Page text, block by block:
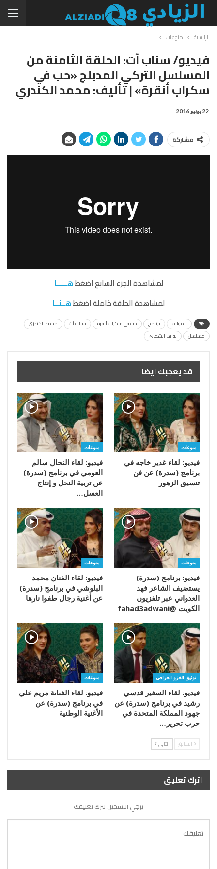
الرئيسية منوعات
فيديو/ سناب آت: الحلقة الثامنة من
المسلسل التركي المدبلج «حب في
سكراب أنقرة» | تأليف: محمد الكندري
22 يونيو 2016
مشاركة
لمشاهدة الجزء السابع اضغطهــنــا
لمشاهدة الحلقة كاملة اضغطهــنــا
المؤلف برنامج حب في سكراب أنقرة سناب آت
محمد الكندري
مسلسل
نواف الشمري
قد يعجبك ايضا
منوعات
فيديو: لقاء غدير خاجه في
برنامج (سدرة) عن فن
تنسيق الزهور
منوعات
فيديو: لقاء النحال سالم
العومي في برنامج (سدرة)
عن تربية النحل و إنتاج
العسل…
منوعات
فيديو: برنامج (سدرة)
يستضيف الشاعر فهد
العدواني عبر تلفزيون
الكويت @fahad3adwani
منوعات
فيديو: لقاء الفنان محمد
البلوشي في برنامج (سدرة)
عن أغنية رجال طفوا نارها
توثيق الغزو العراقي
فيديو: لقاء السفير قدسي
رشيد في برنامج (سدرة) عن
جهود المملكة المتحدة في
حرب تحرير…
منوعات
فيديو: لقاء الفنانة مريم علي
في برنامج (سدرة) عن
الأغنية الوطنية
السابق التالي
اترك تعليق
يرجي التسجيل لترك تعليقك